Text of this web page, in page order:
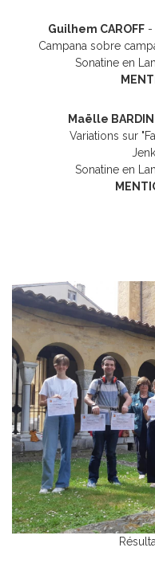
Guilhem CAROFF -
Campana sobre
Sonatine en
Maëlle BARDIN
Variations sur
Sonatine en